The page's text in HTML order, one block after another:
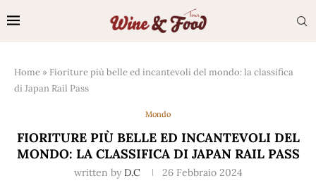
Home » Fioriture più belle ed incantevoli del mondo: la classifica
di Japan Rail Pass
Mondo
FIORITURE PIÙ BELLE ED INCANTEVOLI DEL
MONDO: LA CLASSIFICA DI JAPAN RAIL PASS
written by D.C 26 Febbraio 2024